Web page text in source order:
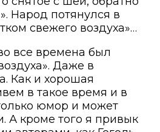
Народ потянулся в
свежего воздуха»…
все времена был
Даже в
Как и хорошая
в такое время и в
юмор и может
А кроме того я привык